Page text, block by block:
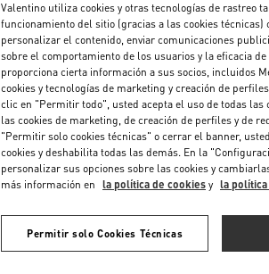
Martes
10:00 AM-
Miércoles
10:00 AM-
Jueves
10:00 AM-
Viernes 10:00 AM-
Sábado 10:00 AM-
Valentino utiliza cookies y otras tecnologías de rastreo
funcionamiento del sitio (gracias a las cookies
personalizar el contenido, enviar comunicaciones
sobre el comportamiento de los usuarios y la eficacia
proporciona cierta información a sus socios, incluidos
cookies y tecnologías de marketing y creación de
clic en "Permitir todo", usted acepta el uso de todas las
las cookies de marketing, de creación de perfiles y de
"Permitir solo cookies técnicas" o cerrar el banner,
cookies y deshabilita todas las demás. En la
personalizar sus opciones sobre las cookies y
más información en la política de cookies y la política
Permitir solo Cookies Técnicas